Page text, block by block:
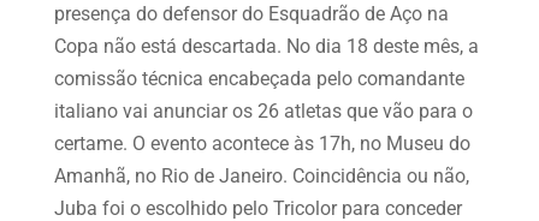
presença do defensor do Esquadrão de Aço na
Copa não está descartada. No dia 18 deste mês, a
comissão técnica encabeçada pelo comandante
italiano vai anunciar os 26 atletas que vão para o
certame. O evento acontece às 17h, no Museu do
Amanhã, no Rio de Janeiro. Coincidência ou não,
Juba foi o escolhido pelo Tricolor para conceder